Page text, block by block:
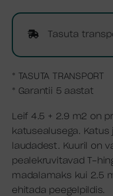
Tasuta
* TASUTA TRANSPORT
* Garantii 5 aastat
Leif 4.5 + 2.9 m2 on
katusealusega.
laudadest. Kuuril on
pealekruvitavad T-
madalamaks kui 2.5
ehitada peegelpildis.